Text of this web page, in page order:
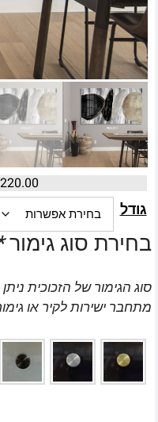
220.00
גודל
בחירת סוג גימור
סוג הגימור של הזכוכית
מתחבר ישירות לקיר או